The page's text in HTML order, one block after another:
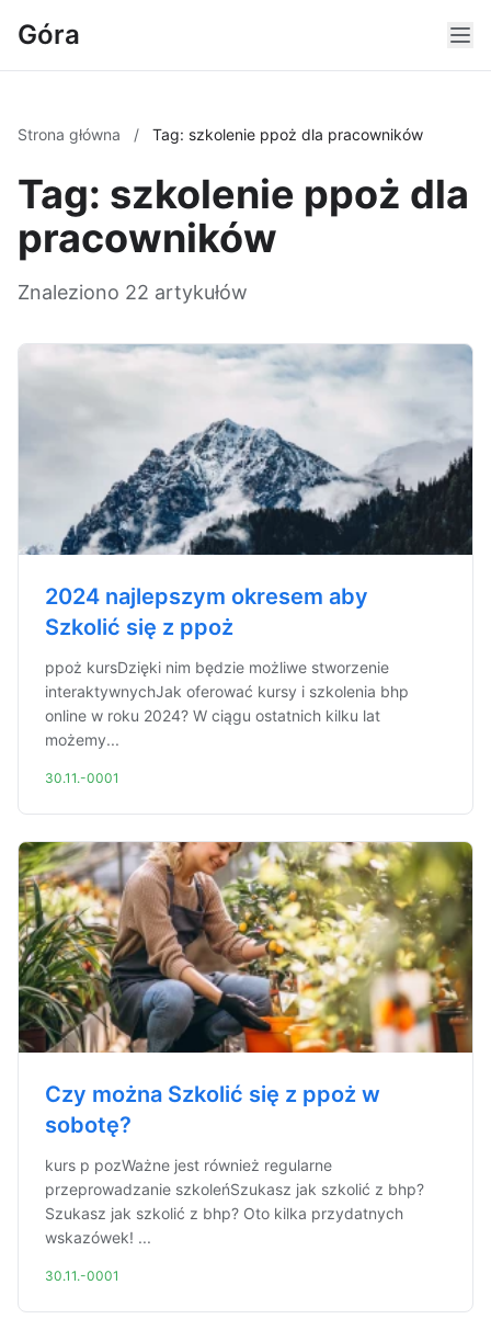
Góra
Strona główna / Tag: szkolenie ppoż dla pracowników
Tag: szkolenie ppoż dla
pracowników
Znaleziono 22 artykułów
2024 najlepszym okresem aby
Szkolić się z ppoż
ppoż kursDzięki nim będzie możliwe stworzenie
interaktywnychJak oferować kursy i szkolenia bhp
online w roku 2024? W ciągu ostatnich kilku lat
możemy...
30.11.-0001
Czy można Szkolić się z ppoż w
sobotę?
kurs p pozWażne jest również regularne
przeprowadzanie szkoleńSzukasz jak szkolić z bhp?
Szukasz jak szkolić z bhp? Oto kilka przydatnych
wskazówek! ...
30.11.-0001